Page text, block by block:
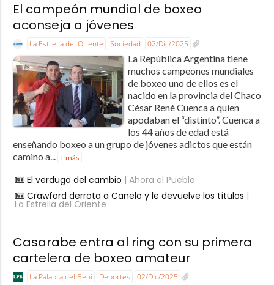
El campeón mundial de boxeo
aconseja a jóvenes
La Estrella del Oriente Sociedad 02/Dic/2025
La República Argentina tiene
muchos campeones mundiales
de boxeo uno de ellos es el
nacido en la provincia del Chaco
César René Cuenca a quien
apodaban el “distinto”. Cuenca a
los 44 años de edad está
enseñando boxeo a un grupo de jóvenes adictos que están
camino a... + más
El verdugo del cambio | Ahora el Pueblo
Crawford derrota a Canelo y le devuelve los títulos |
La Estrella del Oriente
Casarabe entra al ring con su primera
cartelera de boxeo amateur
La Palabra del Beni Deportes 02/Dic/2025